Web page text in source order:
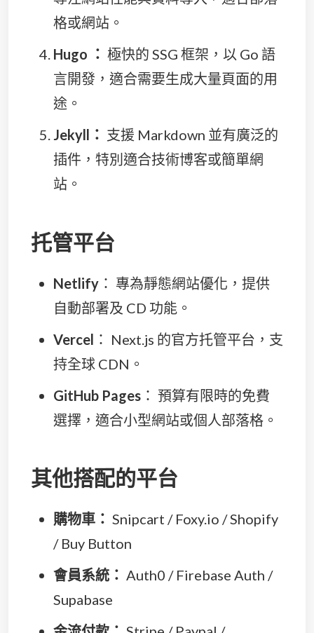
格或網站。
Hugo ： 極快的 SSG 框架，以 Go 語
言開發，適合需要生成大量頁面的用
途。
Jekyll： 支援 Markdown 並有廣泛的
插件，特別適合技術博客或簡單網
站。
托管平台
Netlify ： 專為靜態網站優化，提供
自動部署及 CD 功能。
Vercel ： Next.js 的官方托管平台，支
持全球 CDN。
GitHub Pages ： 預算有限時的免費
選擇，適合小型網站或個人部落格。
其他搭配的平台
購物車： Snipcart / Foxy.io / Shopify
/ Buy Button
會員系統： Auth0 / Firebase Auth /
Supabase